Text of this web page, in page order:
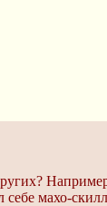
махо-